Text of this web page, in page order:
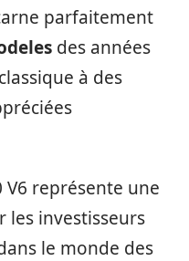
parfaitement
des années
à des
V6 représente une
investisseurs
le monde des